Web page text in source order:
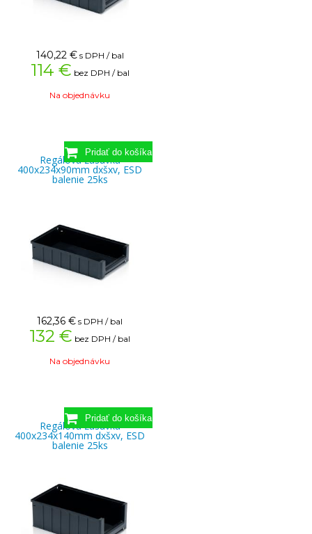
140,22 € s DPH / bal
114 € bez DPH / bal
Na objednávku
Regálová zásuvka
400x234x90mm dxšxv, ESD
balenie 25ks
162,36 € s DPH / bal
132 € bez DPH / bal
Na objednávku
Regálová zásuvka
400x234x140mm dxšxv, ESD
balenie 25ks